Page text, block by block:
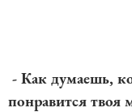
- Как думаешь,
понравится твоя